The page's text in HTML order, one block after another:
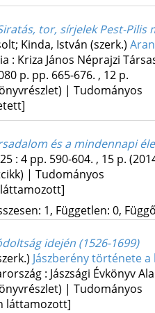
tor, sírjelek Pest-Pilis
Kinda, István (szerk.)
: Kriza János Néprajzi
p. pp. 665-676. , 12 p.
| Tudományos
és a mindennapi
: 4 pp. 590-604. , 15 p.
| Tudományos
1, Független: 0,
idején (1526-1699)
Jászberény története
: Jászsági Évkönyv
| Tudományos
láttamozott]